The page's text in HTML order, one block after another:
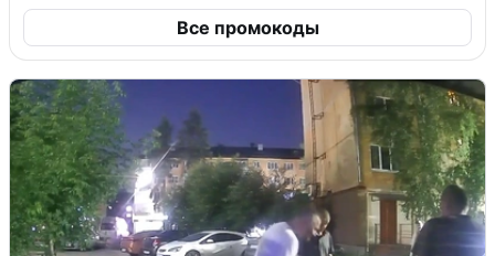
Все промокоды